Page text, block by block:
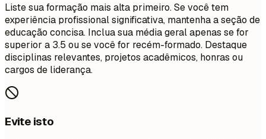
Liste sua formação mais alta primeiro. Se você tem
experiência profissional significativa, mantenha a seção de
educação concisa. Inclua sua média geral apenas se for
superior a 3.5 ou se você for recém-formado. Destaque
disciplinas relevantes, projetos acadêmicos, honras ou
cargos de liderança.
Evite isto